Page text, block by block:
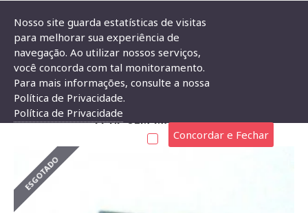
Chave Gangorra KCD4-201C Verde Pulsante 4T NF Sem Marcação
CHAVE GANGORRA KCD4-201C VERDE PULSANTE
4T NF SEM MARCAÇÃO
ESGOTADO
Nosso site guarda estatísticas de visitas
para melhorar sua experiência de
navegação. Ao utilizar nossos serviços,
você concorda com tal monitoramento.
Para mais informações, consulte a nossa
Política de Privacidade.
Política de Privacidade
Concordar e Fechar